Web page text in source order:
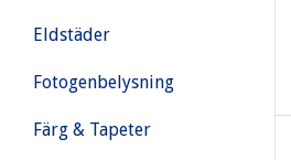
Eldstäder
Fotogenbelysning
Färg & Tapeter